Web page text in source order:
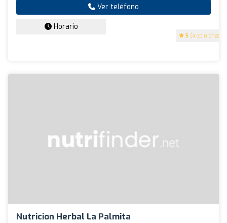
5 (4 opiniones)
Ver teléfono
Horario
Nutricion Herbal La Palmita